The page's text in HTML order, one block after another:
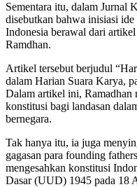
Sementara itu, dalam Jurnal
disebutkan bahwa inisiasi
Indonesia berawal dari
Ramdhan.
Artikel tersebut berjudul
dalam Harian Suara Karya,
Dalam artikel ini, Ramadhan
konstitusi bagi landasan
bernegara.
Tak hanya itu, ia juga
gagasan para founding
mengesahkan konstitusi
Dasar (UUD) 1945 pada 18